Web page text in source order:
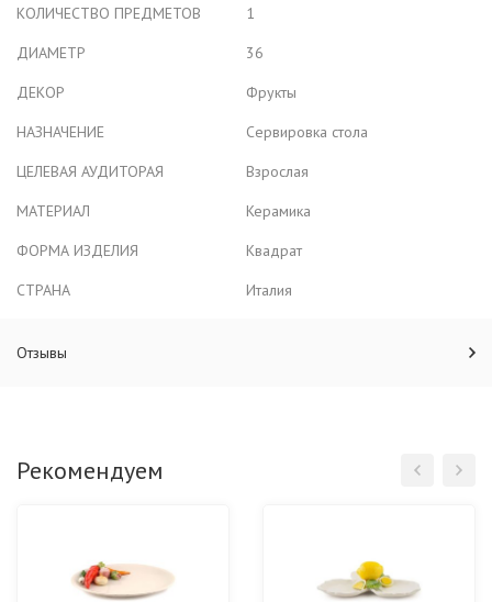
КОЛИЧЕСТВО ПРЕДМЕТОВ
1
ДИАМЕТР
36
ДЕКОР
Фрукты
НАЗНАЧЕНИЕ
Сервировка стола
ЦЕЛЕВАЯ АУДИТОРАЯ
Взрослая
МАТЕРИАЛ
Керамика
ФОРМА ИЗДЕЛИЯ
Квадрат
СТРАНА
Италия
Отзывы
Рекомендуем